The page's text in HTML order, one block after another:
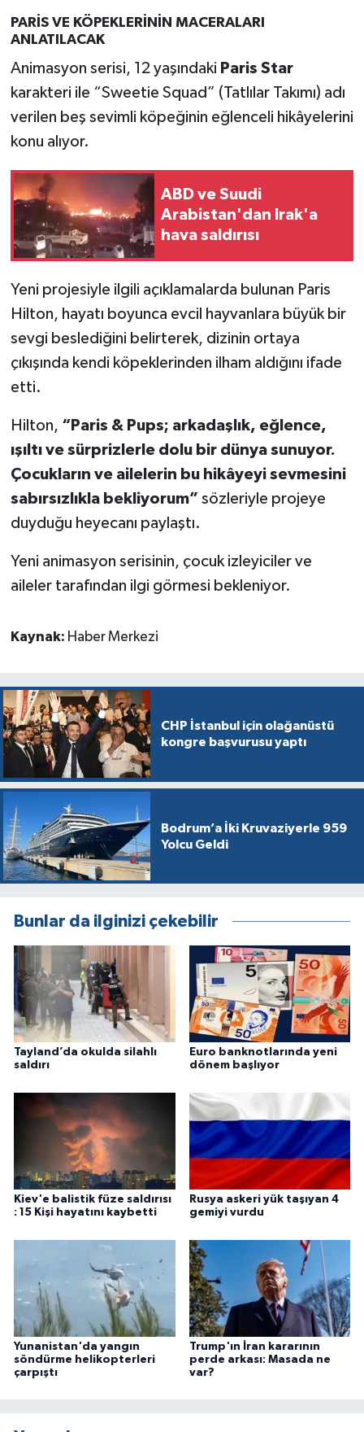
PARİS VE KÖPEKLERİNİN MACERALARI
ANLATILACAK
Animasyon serisi, 12 yaşındaki Paris Star
karakteri ile “Sweetie Squad” (Tatlılar Takımı) adı
verilen beş sevimli köpeğinin eğlenceli hikâyelerini
konu alıyor.
ABD ve Suudi
Arabistan'dan Irak'a
hava saldırısı
Yeni projesiyle ilgili açıklamalarda bulunan Paris
Hilton, hayatı boyunca evcil hayvanlara büyük bir
sevgi beslediğini belirterek, dizinin ortaya
çıkışında kendi köpeklerinden ilham aldığını ifade
etti.
Hilton, “Paris & Pups; arkadaşlık, eğlence,
ışıltı ve sürprizlerle dolu bir dünya sunuyor.
Çocukların ve ailelerin bu hikâyeyi sevmesini
sabırsızlıkla bekliyorum” sözleriyle projeye
duyduğu heyecanı paylaştı.
Yeni animasyon serisinin, çocuk izleyiciler ve
aileler tarafından ilgi görmesi bekleniyor.
Kaynak: Haber Merkezi
CHP İstanbul için olağanüstü
kongre başvurusu yaptı
Bodrum’a İki Kruvaziyerle 959
Yolcu Geldi
Bunlar da ilginizi çekebilir
Tayland’da okulda silahlı
saldırı
Euro banknotlarında yeni
dönem başlıyor
Kiev'e balistik füze saldırısı
: 15 Kişi hayatını kaybetti
Rusya askeri yük taşıyan 4
gemiyi vurdu
Yunanistan'da yangın
söndürme helikopterleri
çarpıştı
Trump'ın İran kararının
perde arkası: Masada ne
var?